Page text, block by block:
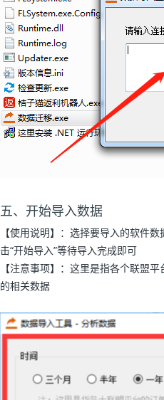
五、开始导入数据
【使用说明】：选择要导入的软件
击“开始导入”等待导入完成即可
【注意事项】：这里是指各个联盟
的相关数据